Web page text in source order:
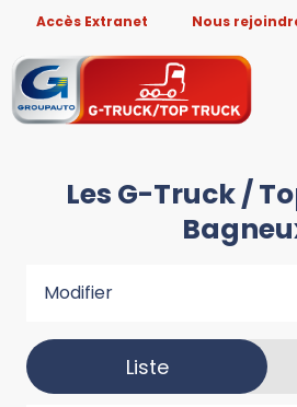
Accès Extranet Nous
Les G-Truck /
Modifier
Liste